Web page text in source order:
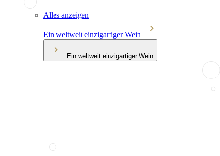
Alles anzeigen
Ein weltweit einzigartiger Wein
Ein weltweit einzigartiger Wein